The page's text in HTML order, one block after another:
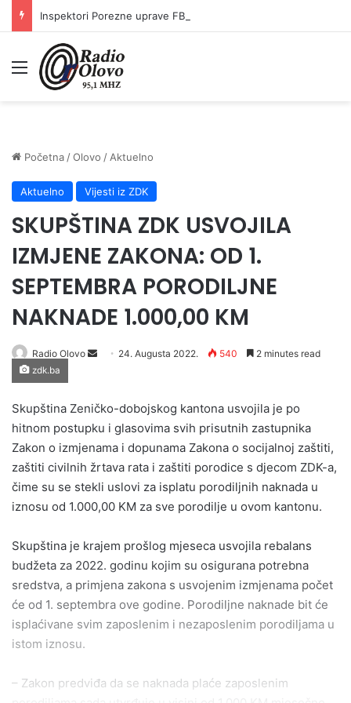
Meni
Početna /Olovo / Aktuelno
Aktuelno Vijesti iz ZDK
SKUPŠTINA ZDK USVOJILA
IZMJENE ZAKONA: OD 1.
SEPTEMBRA PORODILJNE
NAKNADE 1.000,00 KM
Radio Olovo
Send 24. Augusta 2022. 540 2 minutes read
zdk.ba
Skupština Zeničko-dobojskog kantona usvojila je po
hitnom postupku i glasovima svih prisutnih zastupnika
Zakon o izmjenama i dopunama Zakona o socijalnoj zaštiti,
zaštiti civilnih žrtava rata i zaštiti porodice s djecom ZDK-a,
čime su se stekli uslovi za isplatu porodiljnih naknada u
iznosu od 1.000,00 KM za sve porodilje u ovom kantonu.
Skupština je krajem prošlog mjeseca usvojila rebalans
budžeta za 2022. godinu kojim su osigurana potrebna
sredstva, a primjena zakona s usvojenim izmjenama počet
će od 1. septembra ove godine. Porodiljne naknade bit će
isplaćivane svim zaposlenim i nezaposlenim porodiljama u
istom iznosu.
– Zakon predviđa da se naknada plaće zaposlenim